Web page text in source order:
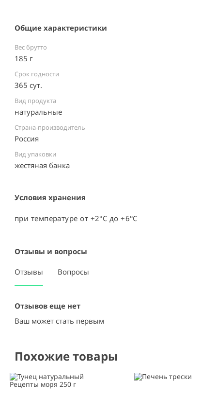
Общие характеристики
Вес брутто
185 г
Срок годности
365 сут.
Вид продукта
натуральные
Страна-производитель
Россия ⠀
Вид упаковки
жестяная банка ⠀
Условия хранения
при температуре от +2°C до +6°C
Отзывы и вопросы
Отзывы Вопросы
Отзывов еще нет
Ваш может стать первым
Похожие товары